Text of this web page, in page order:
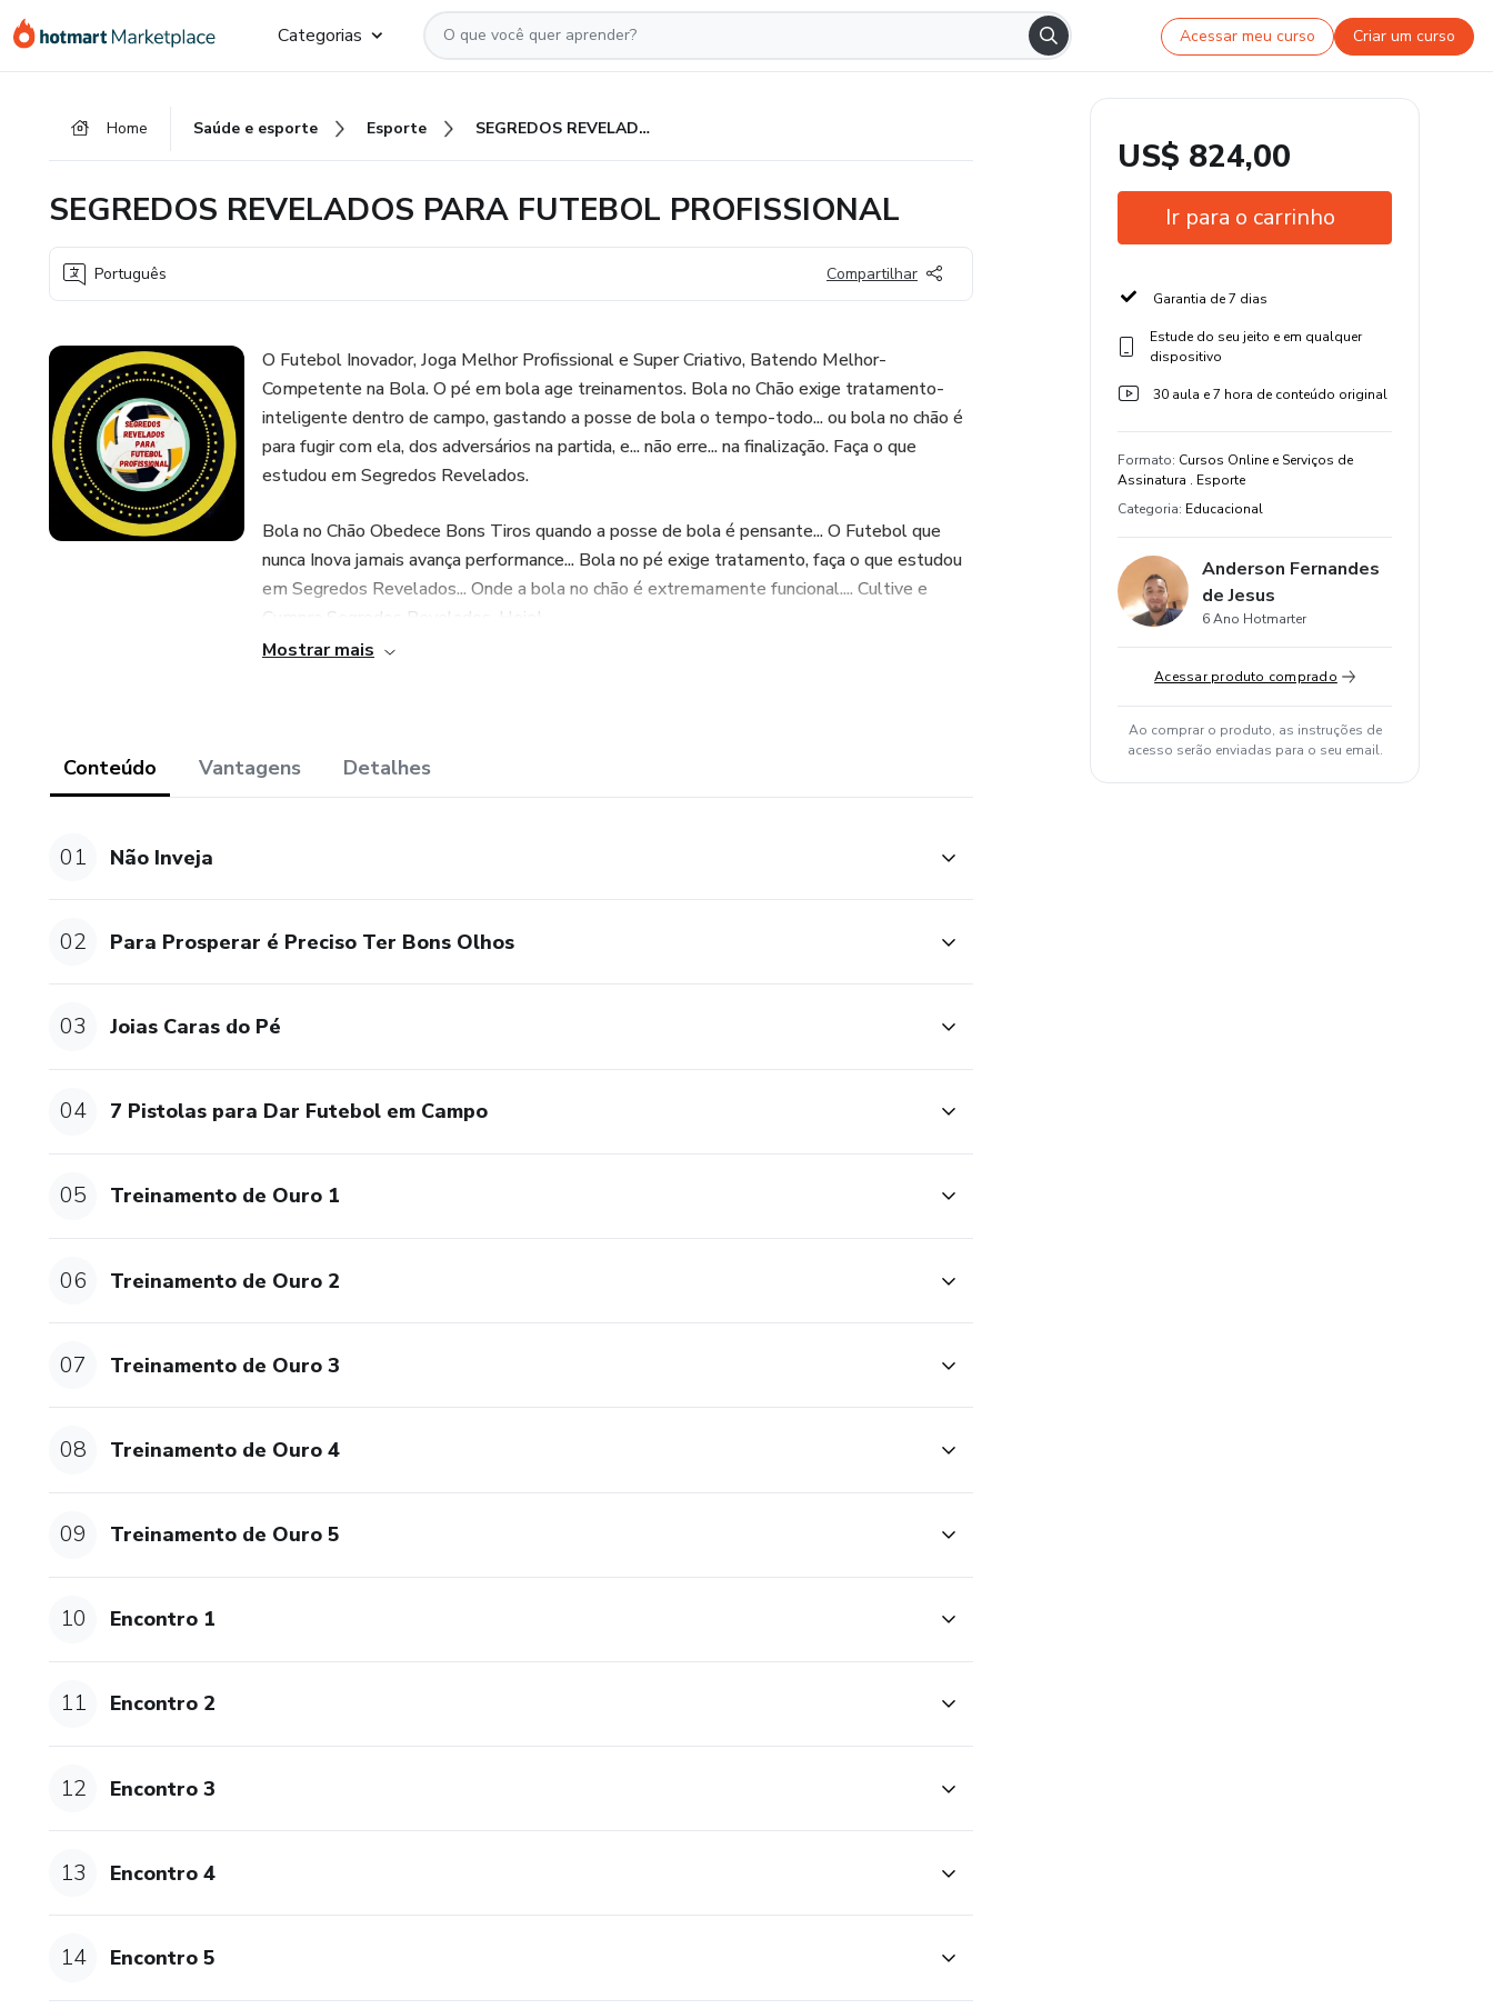
para
para
para
Categorias Acessar meu curso Criar um curso
Home Saúde e esporte Esporte SEGREDOS REVELADOS PARA FUTEBOL PROFISSIONAL
SEGREDOS REVELADOS PARA FUTEBOL PROFISSIONAL
Português Compartilhar
O Futebol Inovador, Joga Melhor Profissional e Super Criativo, Batendo Melhor-
Competente na Bola. O pé em bola age treinamentos. Bola no Chão exige tratamento-
inteligente dentro de campo, gastando a posse de bola o tempo-todo... ou bola no chão é
para fugir com ela, dos adversários na partida, e... não erre... na finalização. Faça o que
estudou em Segredos Revelados.
Bola no Chão Obedece Bons Tiros quando a posse de bola é pensante... O Futebol que
nunca Inova jamais avança performance... Bola no pé exige tratamento, faça o que estudou
em Segredos Revelados... Onde a bola no chão é extremamente funcional.... Cultive e
Cumpra Segredos Revelados, Hoje!
Mostrar mais
Conteúdo Vantagens Detalhes
01 Não Inveja
02 Para Prosperar é Preciso Ter Bons Olhos
03 Joias Caras do Pé
04 7 Pistolas para Dar Futebol em Campo
05 Treinamento de Ouro 1
06 Treinamento de Ouro 2
07 Treinamento de Ouro 3
08 Treinamento de Ouro 4
09 Treinamento de Ouro 5
10 Encontro 1
11 Encontro 2
12 Encontro 3
13 Encontro 4
14 Encontro 5
US$ 824,00
Ir para o carrinho
Garantia de 7 dias
Estude do seu jeito e em qualquer
dispositivo
30 aula e 7 hora de conteúdo original
Formato: Cursos Online e Serviços de
Assinatura . Esporte
Categoria: Educacional
Anderson Fernandes
de Jesus
6 Ano Hotmarter
Acessar produto comprado
Ao comprar o produto, as instruções de
acesso serão enviadas para o seu email.